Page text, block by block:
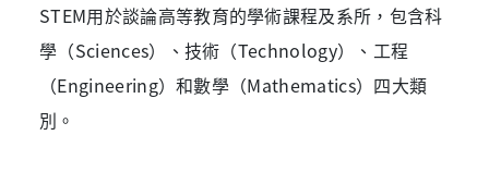
STEM用於談論高等教育的學術課程及系所，包含科
學（Sciences）、技術（Technology）、工程
（Engineering）和數學（Mathematics）四大類
別。